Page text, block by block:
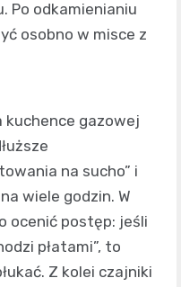
Po odkamienianiu
osobno w misce z
kuchence gazowej
na sucho” i
wiele godzin. W
ocenić postęp: jeśli
płatami”, to
Z kolei czajniki